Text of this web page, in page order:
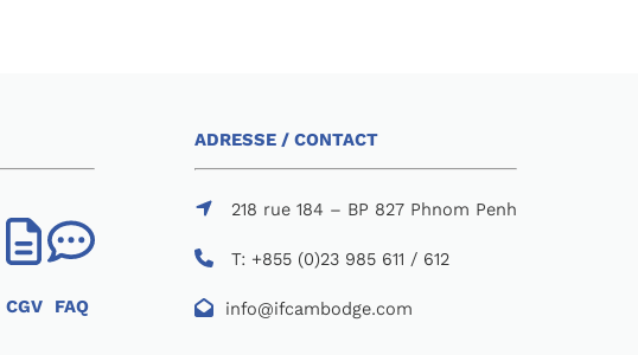
CGV FAQ
ADRESSE / CONTACT
218 rue 184 – BP 827 Phnom Penh
T: +855 (0)23 985 611 / 612
info@ifcambodge.com